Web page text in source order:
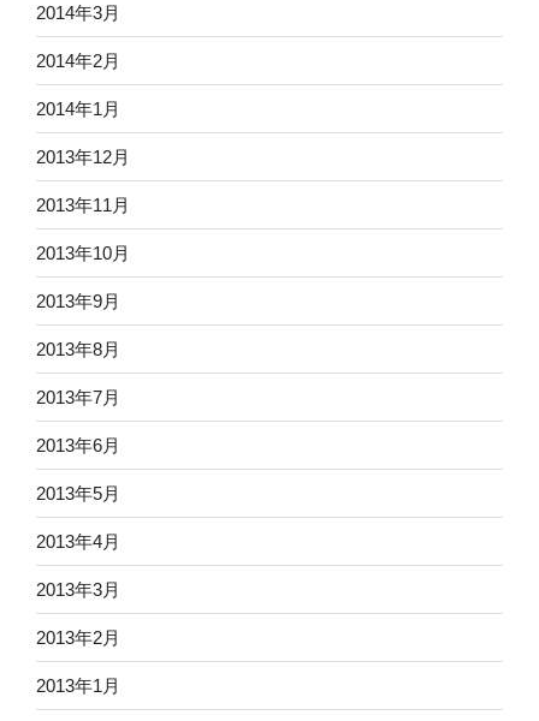
2014年3月
2014年2月
2014年1月
2013年12月
2013年11月
2013年10月
2013年9月
2013年8月
2013年7月
2013年6月
2013年5月
2013年4月
2013年3月
2013年2月
2013年1月